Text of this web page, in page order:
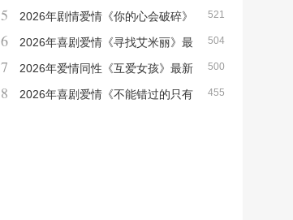
拍》最新电影下载
521
5
2026年剧情爱情《你的心会破碎》
最新电影下载
504
6
2026年喜剧爱情《寻找艾米丽》最
新电影下载
500
7
2026年爱情同性《互爱女孩》最新
电影下载
455
8
2026年喜剧爱情《不能错过的只有